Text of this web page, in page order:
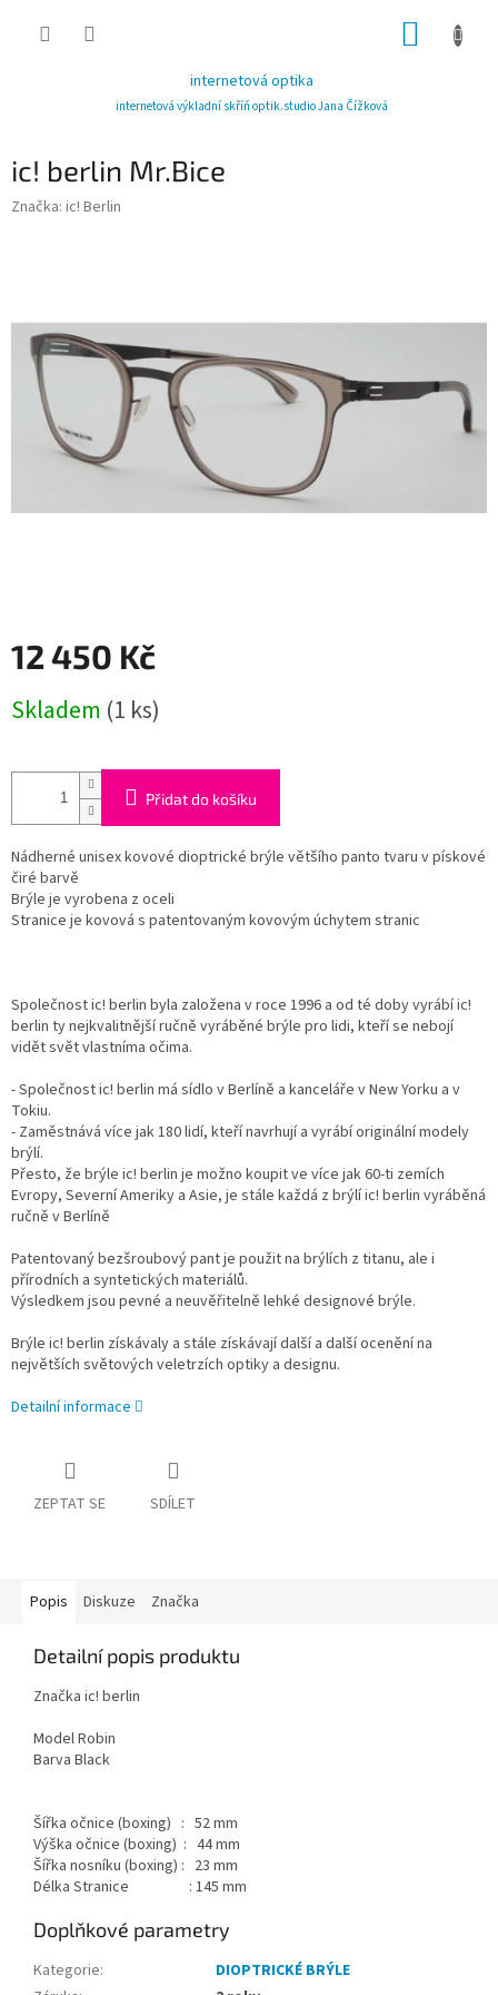
internetová optika
internetová výkladní skříň optik.studio Jana Čížková
ic! berlin Mr.Bice
Značka: ic! Berlin
12 450 Kč
cena:
Skladem (1 ks)
Přidat do košíku
Nádherné unisex kovové dioptrické brýle většího panto tvaru v pískové
čiré barvě
Brýle je vyrobena z oceli
Stranice je kovová s patentovaným kovovým úchytem stranic
Společnost ic! berlin byla založena v roce 1996 a od té doby vyrábí ic!
berlin ty nejkvalitnější ručně vyráběné brýle pro lidi, kteří se nebojí
vidět svět vlastníma očima.
- Společnost ic! berlin má sídlo v Berlíně a kanceláře v New Yorku a v
Tokiu.
- Zaměstnává více jak 180 lidí, kteří navrhují a vyrábí originální modely
brýlí.
Přesto, že brýle ic! berlin je možno koupit ve více jak 60-ti zemích
Evropy, Severní Ameriky a Asie, je stále každá z brýlí ic! berlin vyráběná
ručně v Berlíně
Patentovaný bezšroubový pant je použit na brýlích z titanu, ale i
přírodních a syntetických materiálů.
Výsledkem jsou pevné a neuvěřitelně lehké designové brýle.
Brýle ic! berlin získávaly a stále získávají další a další ocenění na
největších světových veletrzích optiky a designu.
Detailní informace
ZEPTAT SE SDÍLET
Popis Diskuze Značka
Detailní popis produktu
Značka ic! berlin
Model Robin
Barva Black
Šířka očnice (boxing) : 52 mm
Výška očnice (boxing) : 44 mm
Šířka nosníku (boxing) : 23 mm
Délka Stranice : 145 mm
Doplňkové parametry
Kategorie:
DIOPTRICKÉ BRÝLE